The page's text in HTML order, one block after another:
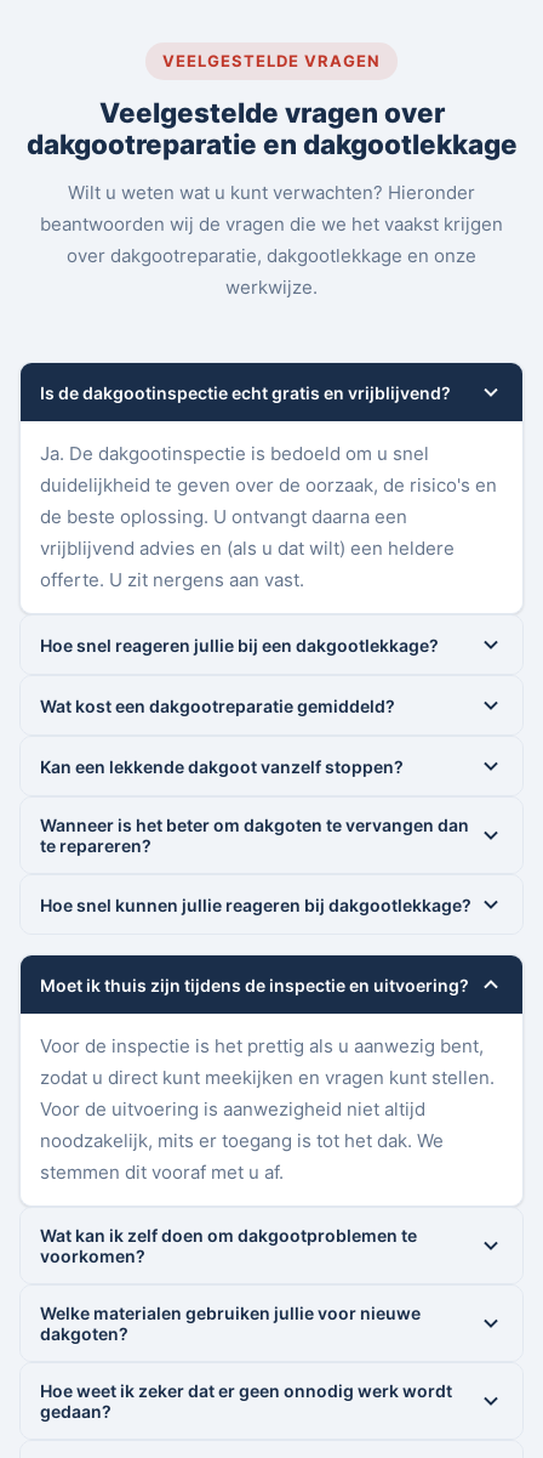
VEELGESTELDE VRAGEN
Veelgestelde vragen over
dakgootreparatie en dakgootlekkage
Wilt u weten wat u kunt verwachten? Hieronder
beantwoorden wij de vragen die we het vaakst krijgen
over dakgootreparatie, dakgootlekkage en onze
werkwijze.
Is de dakgootinspectie echt gratis en vrijblijvend?
Ja. De dakgootinspectie is bedoeld om u snel
duidelijkheid te geven over de oorzaak, de risico's en
de beste oplossing. U ontvangt daarna een
vrijblijvend advies en (als u dat wilt) een heldere
offerte. U zit nergens aan vast.
Hoe snel reageren jullie bij een dakgootlekkage?
Wat kost een dakgootreparatie gemiddeld?
Kan een lekkende dakgoot vanzelf stoppen?
Wanneer is het beter om dakgoten te vervangen dan
te repareren?
Hoe snel kunnen jullie reageren bij dakgootlekkage?
Moet ik thuis zijn tijdens de inspectie en uitvoering?
Voor de inspectie is het prettig als u aanwezig bent,
zodat u direct kunt meekijken en vragen kunt stellen.
Voor de uitvoering is aanwezigheid niet altijd
noodzakelijk, mits er toegang is tot het dak. We
stemmen dit vooraf met u af.
Wat kan ik zelf doen om dakgootproblemen te
voorkomen?
Welke materialen gebruiken jullie voor nieuwe
dakgoten?
Hoe weet ik zeker dat er geen onnodig werk wordt
gedaan?